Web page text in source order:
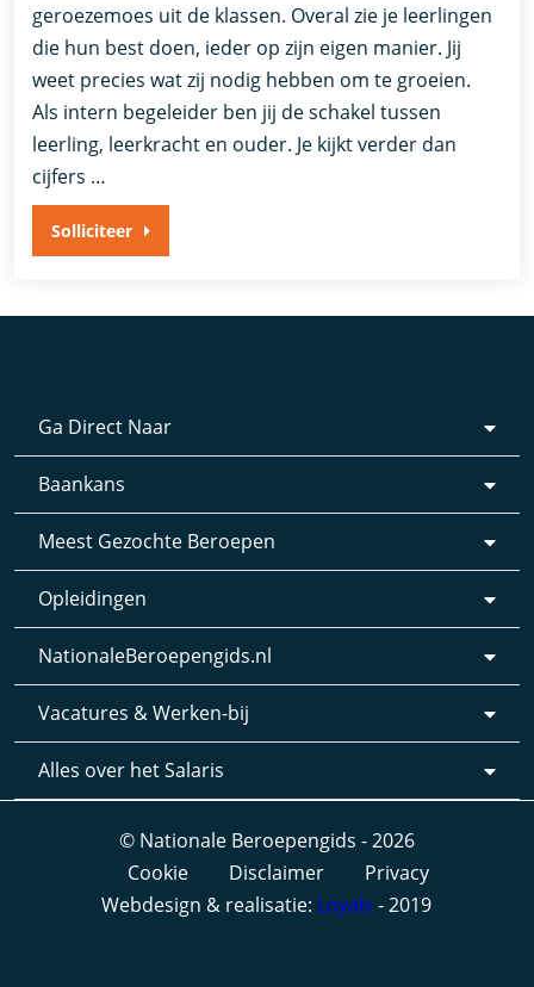
geroezemoes uit de klassen. Overal zie je leerlingen
die hun best doen, ieder op zijn eigen manier. Jij
weet precies wat zij nodig hebben om te groeien.
Als intern begeleider ben jij de schakel tussen
leerling, leerkracht en ouder. Je kijkt verder dan
cijfers …
Solliciteer
Ga Direct Naar
Baankans
Meest Gezochte Beroepen
Opleidingen
NationaleBeroepengids.nl
Vacatures & Werken-bij
Alles over het Salaris
© Nationale Beroepengids - 2026
Cookie
Disclaimer
Privacy
Webdesign & realisatie: Loyals - 2019